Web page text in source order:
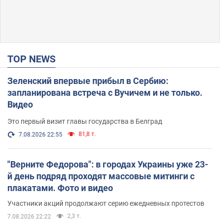
TOP NEWS
Зеленский впервые прибыл в Сербию:
запланирована встреча с Вучичем и не только.
Видео
Это первый визит главы государства в Белград
7.08.2026 22:55 81,8 т.
"Верните Федорова": в городах Украины уже 23-
й день подряд проходят массовые митинги с
плакатами. Фото и видео
Участники акций продолжают серию ежедневных протестов
7.08.2026 22:22 2,3 т.